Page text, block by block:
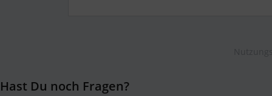
Hast Du noch Fragen?